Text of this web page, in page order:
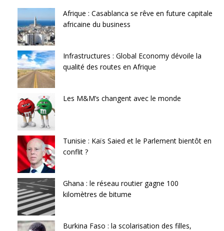
Afrique : Casablanca se rêve en future capitale
africaine du business
Infrastructures : Global Economy dévoile la
qualité des routes en Afrique
Les M&M’s changent avec le monde
Tunisie : Kaïs Saied et le Parlement bientôt en
conflit ?
Ghana : le réseau routier gagne 100
kilomètres de bitume
Burkina Faso : la scolarisation des filles,